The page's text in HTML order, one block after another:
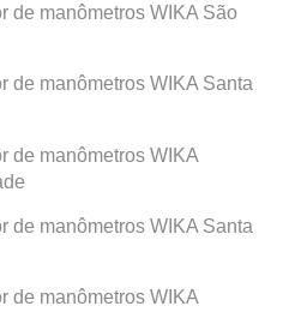
de manômetros WIKA São
de manômetros WIKA Santa
de manômetros WIKA
de manômetros WIKA Santa
de manômetros WIKA